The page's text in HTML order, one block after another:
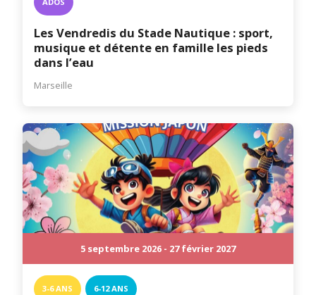
Les Vendredis du Stade Nautique : sport,
musique et détente en famille les pieds
dans l’eau
Marseille
5 septembre 2026 - 27 février 2027
3-6 ANS 6-12 ANS